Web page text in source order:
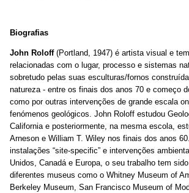
Biografias
John Roloff(Portland, 1947) é artista visual e
relacionadas com o lugar, processo e sistemas
sobretudo pelas suas esculturas/fornos
natureza - entre os finais dos anos 70 e começo
como por outras intervenções de grande escala
fenómenos geológicos. John Roloff estudou
California e posteriormente, na mesma escola,
Arneson e William T. Wiley nos finais dos anos
instalações “site-specific” e intervenções
Unidos, Canadá e Europa, o seu trabalho tem
diferentes museus como o Whitney Museum of
Berkeley Museum, San Francisco Museum of